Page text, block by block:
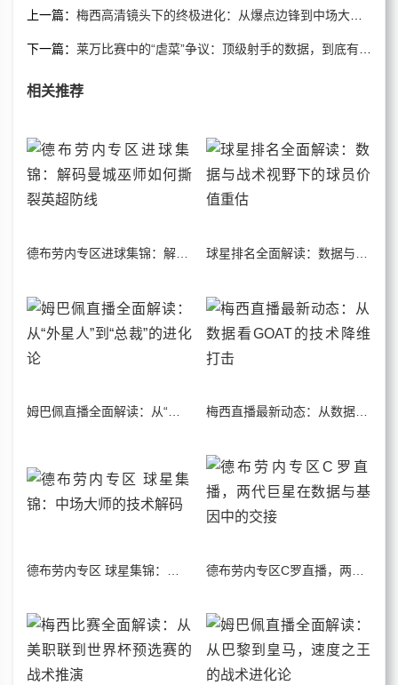
上一篇： 梅西高清镜头下的终极进化：从爆点边锋到中场大师的战术解剖
下一篇： 莱万比赛中的“虐菜”争议：顶级射手的数据，到底有多少水分？
相关推荐
姆巴佩直播全面解读：从“外星人”到“总裁”的进化论 梅西直播最新动态：从数据看GOAT的技术降维打击
德布劳内专区C罗直播，两代巨星在数据与基因中的交接